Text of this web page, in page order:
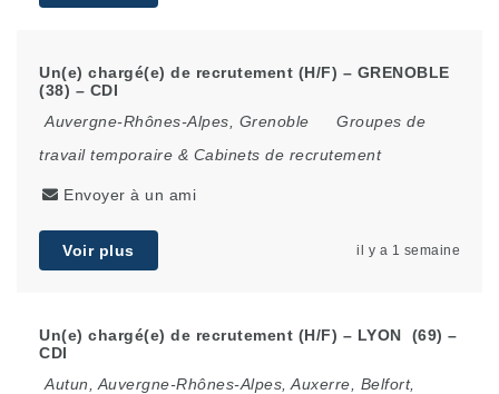
Un(e) chargé(e) de recrutement (H/F) – GRENOBLE
(38) – CDI
Auvergne-Rhônes-Alpes
Grenoble
Groupes de
travail temporaire & Cabinets de recrutement
Envoyer à un ami
Voir plus il y a 1 semaine
Un(e) chargé(e) de recrutement (H/F) – LYON (69) –
CDI
Autun
Auvergne-Rhônes-Alpes Auxerre Belfort,